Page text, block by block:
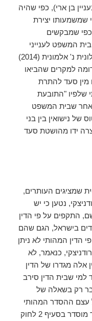
בן ארי), כפי שהיה
שמשמעותו יצירת
כפי שמבקשים
המשפט לענייני
משפחה בתמ"ש (ת"א) 56248-10-12 פלונית נ' אלמונית (2014)
במקרה הדומה למקרים שהביאו
מין סעד להתרת
שלפיו "התובעת
לאחר שבית המשפט
של נישואין בין בני
ידו מהושטת סעד
העותרים,
נטען כי יש
שם, התקפים על פי הדין
בישראל, הגם שהם
הדין המהותי לא ניתן
רודניצקי, כנאמר, לא
אלה מגדרו של הדין
שבית הדין סירב
רק בשאלה של
עצם ההסדר המהותי
הקיים לגבי עריכת נישואין בישראל אשר מוסדר בסעיף 2 לחוק